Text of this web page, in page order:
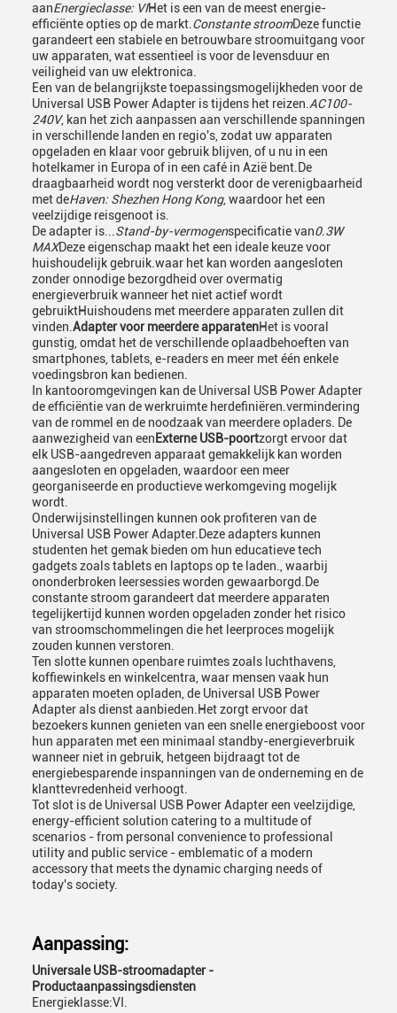
aanEnergieclasse: VIHet is een van de meest energie-
efficiënte opties op de markt. Constante stroomDeze functie
garandeert een stabiele en betrouwbare stroomuitgang voor
uw apparaten, wat essentieel is voor de levensduur en
veiligheid van uw elektronica.
Een van de belangrijkste toepassingsmogelijkheden voor de
Universal USB Power Adapter is tijdens het reizen. AC100-
240V, kan het zich aanpassen aan verschillende spanningen
in verschillende landen en regio's, zodat uw apparaten
opgeladen en klaar voor gebruik blijven, of u nu in een
hotelkamer in Europa of in een café in Azië bent.De
draagbaarheid wordt nog versterkt door de verenigbaarheid
met deHaven: Shezhen Hong Kong, waardoor het een
veelzijdige reisgenoot is.
De adapter is... Stand-by-vermogenspecificatie van0.3W
MAXDeze eigenschap maakt het een ideale keuze voor
huishoudelijk gebruik.waar het kan worden aangesloten
zonder onnodige bezorgdheid over overmatig
energieverbruik wanneer het niet actief wordt
gebruiktHuishoudens met meerdere apparaten zullen dit
vinden. Adapter voor meerdere apparatenHet is vooral
gunstig, omdat het de verschillende oplaadbehoeften van
smartphones, tablets, e-readers en meer met één enkele
voedingsbron kan bedienen.
In kantooromgevingen kan de Universal USB Power Adapter
de efficiëntie van de werkruimte herdefiniëren.vermindering
van de rommel en de noodzaak van meerdere opladers. De
aanwezigheid van een Externe USB-poortzorgt ervoor dat
elk USB-aangedreven apparaat gemakkelijk kan worden
aangesloten en opgeladen, waardoor een meer
georganiseerde en productieve werkomgeving mogelijk
wordt.
Onderwijsinstellingen kunnen ook profiteren van de
Universal USB Power Adapter.Deze adapters kunnen
studenten het gemak bieden om hun educatieve tech
gadgets zoals tablets en laptops op te laden., waarbij
ononderbroken leersessies worden gewaarborgd.De
constante stroom garandeert dat meerdere apparaten
tegelijkertijd kunnen worden opgeladen zonder het risico
van stroomschommelingen die het leerproces mogelijk
zouden kunnen verstoren.
Ten slotte kunnen openbare ruimtes zoals luchthavens,
koffiewinkels en winkelcentra, waar mensen vaak hun
apparaten moeten opladen, de Universal USB Power
Adapter als dienst aanbieden.Het zorgt ervoor dat
bezoekers kunnen genieten van een snelle energieboost voor
hun apparaten met een minimaal standby-energieverbruik
wanneer niet in gebruik, hetgeen bijdraagt tot de
energiebesparende inspanningen van de onderneming en de
klanttevredenheid verhoogt.
Tot slot is de Universal USB Power Adapter een veelzijdige,
energy-efficient solution catering to a multitude of
scenarios - from personal convenience to professional
utility and public service - emblematic of a modern
accessory that meets the dynamic charging needs of
today's society.
Aanpassing:
Universale USB-stroomadapter -
Productaanpassingsdiensten
Energieklasse:VI.